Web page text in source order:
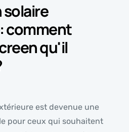
comment
qu'il
est devenue une
pour ceux qui souhaitent